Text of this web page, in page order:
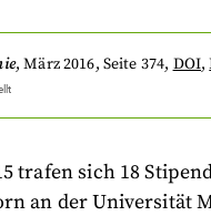
,März 2016, Seite 374, DOI,
trafen sich 18
an der Universität